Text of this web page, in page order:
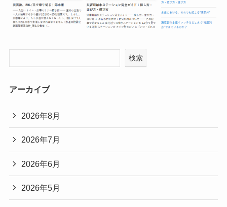
検索
アーカイブ
2026年8月
2026年7月
2026年6月
2026年5月